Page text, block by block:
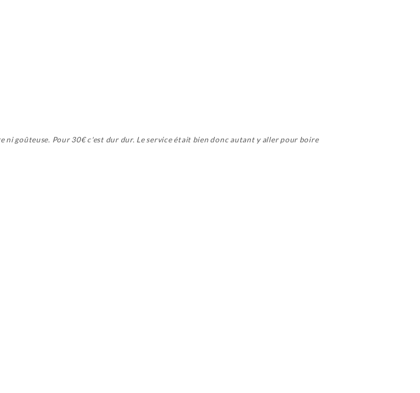
goûteuse. Pour 30€ c'est dur dur. Le service était bien donc autant y aller pour boire